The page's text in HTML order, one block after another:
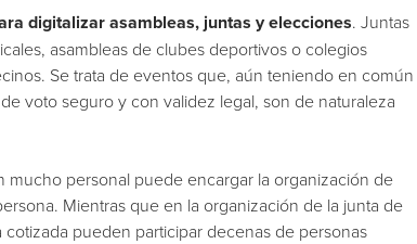
digitalizar asambleas, juntas y elecciones. Juntas
asambleas de clubes deportivos o colegios
Se trata de eventos que, aún teniendo en común
voto seguro y con validez legal, son de naturaleza
mucho personal puede encargar la organización de
Mientras que en la organización de la junta de
pueden participar decenas de personas